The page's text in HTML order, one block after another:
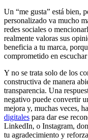
Un “me gusta” está bien,
personalizado va mucho
redes sociales o
realmente valoras sus
beneficia a tu marca,
comprometido en
Y no se trata solo de los
constructiva de manera
transparencia. Una
negativo puede convertir
mejora y, muchas veces,
digitales para dar ese
LinkedIn, o Instagram,
tu agradecimiento y